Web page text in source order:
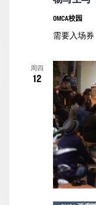
OMCA校园
需要入场券
周四
12